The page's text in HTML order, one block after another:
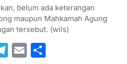
belum ada keterangan
maupun Mahkamah Agung
tersebut. (wils)